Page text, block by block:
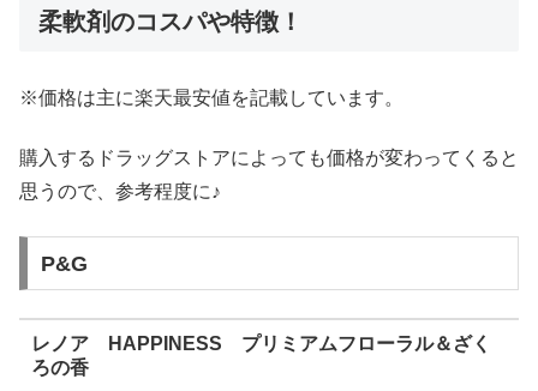
柔軟剤のコスパや特徴！
※価格は主に楽天最安値を記載しています。
購入するドラッグストアによっても価格が変わってくると
思うので、参考程度に♪
P&G
レノア HAPPINESS プリミアムフローラル＆ざく
ろの香